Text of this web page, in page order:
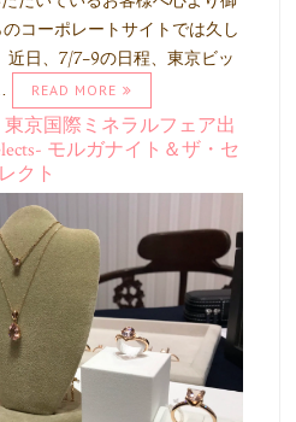
コーポレートサイトでは久し
近日、7/7-9の日程、東京ビッ
READ MORE
東京国際ミネラルフェア出
モルガナイト＆ザ・セ
レクト